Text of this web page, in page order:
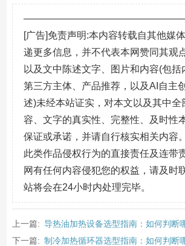
[广告]免责声明:本内容转载自其他媒
递更多信息，并不代表本网赞同其观
以及文中陈述文字、图片和内容(包括
第三方主体、产品推荐，以及AI自主
述)未经本站证实，对本文以及其中全
容、文字的真实性、完整性、及时性
保证或承诺，并请自行核实相关内容
此类作品侵权行为的直接责任及连带
网有任何内容侵犯您的权益，请及时
站将会在24小时内处理完毕。
上一篇: 导热油加热设备选型指南：如何判断
下一篇: 制冷加热循环器选型指南：如何判断